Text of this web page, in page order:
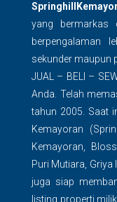
yang bermarkas
berpengalaman
sekunder maupun
JUAL – BELI –
Anda. Telah
tahun 2005. Saat
Kemayoran
Kemayoran,
Puri Mutiara,
juga siap
listing properti